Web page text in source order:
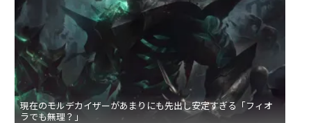
現在のモルデカイザーがあまりにも先出し安定すぎる「フィオ
ラでも無理？」